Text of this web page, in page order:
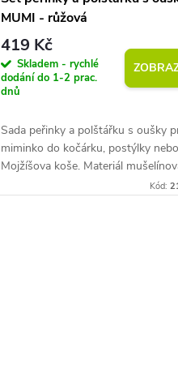
MUMI - růžová
419 Kč
Skladem - rychlé
dodání do 1-2 prac.
dnů
Sada peřinky a polštářku s oušky
miminko do kočárku, postýlky nebo
Mojžíšova koše. Materiál
bavlna zajišťující tepelný komfort a
Kód: